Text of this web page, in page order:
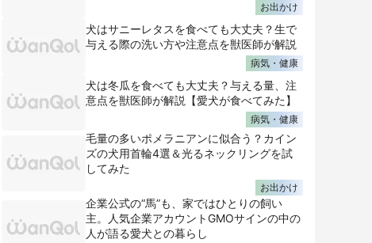
お出かけ
犬はサニーレタスを食べても大丈夫？生で
与える際の洗い方や注意点を獣医師が解説
病気・健康
犬は冬瓜を食べても大丈夫？与える量、注
意点を獣医師が解説【愛犬が食べてみた】
病気・健康
毛量の多いポメラニアンに似合う？カイン
ズの犬用首輪4選＆光るネックリングを試
してみた
お出かけ
企業公式の“馬”も、家ではひとりの飼い
主。人気企業アカウントGMOサインの中の
人が語る愛犬との暮らし